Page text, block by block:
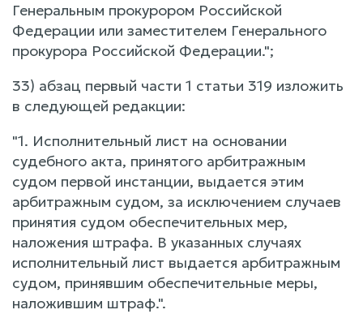
Генеральным прокурором Российской
Федерации или заместителем Генерального
прокурора Российской Федерации.";
33) абзац первый части 1 статьи 319 изложить
в следующей редакции:
"1. Исполнительный лист на основании
судебного акта, принятого арбитражным
судом первой инстанции, выдается этим
арбитражным судом, за исключением случаев
принятия судом обеспечительных мер,
наложения штрафа. В указанных случаях
исполнительный лист выдается арбитражным
судом, принявшим обеспечительные меры,
наложившим штраф.".